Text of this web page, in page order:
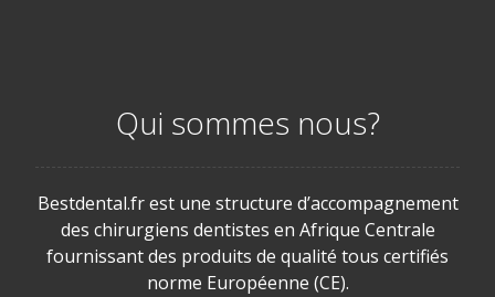
Qui sommes nous?
Bestdental.fr est une structure d’accompagnement
des chirurgiens dentistes en Afrique Centrale
fournissant des produits de qualité tous certifiés
norme Européenne (CE).